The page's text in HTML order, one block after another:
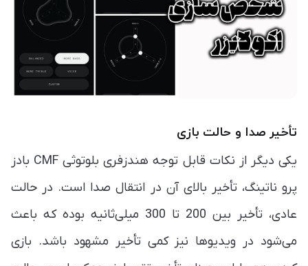
تأخیر صدا و حالت بازی
یکی دیگر از نکات قابل توجه هندزفری بلوتوثی CMF بادز
پرو ناتینگ، تأخیر بالای آن در انتقال صدا است. در حالت
عادی، تأخیر بین 200 تا 300 میلی‌ثانیه بوده که باعث
می‌شود در ویدیوها نیز کمی تأخیر مشهود باشد. بازی